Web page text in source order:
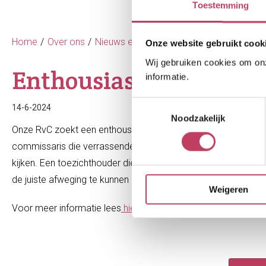
Toestemming
Onze website gebruikt
Wij gebruiken cookies om
informatie.
Noodzakelijk
Weigeren
Home Over ons Nieuws en publicaties Nieuws
Enthousiaste
14-6-2024
Onze RvC zoekt een enthousiaste commissaris die de juiste
commissaris die verrassende vragen kan en durft te stellen
kijken. Een toezichthouder die gericht is op het voeren van
de juiste afweging te kunnen komen.
Voor meer informatie lees hier het functieprofiel.